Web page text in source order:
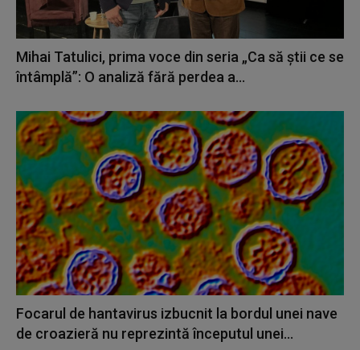
Mihai Tatulici, prima voce din seria „Ca să știi ce se
întâmplă”: O analiză fără perdea a...
Focarul de hantavirus izbucnit la bordul unei nave
de croazieră nu reprezintă începutul unei...